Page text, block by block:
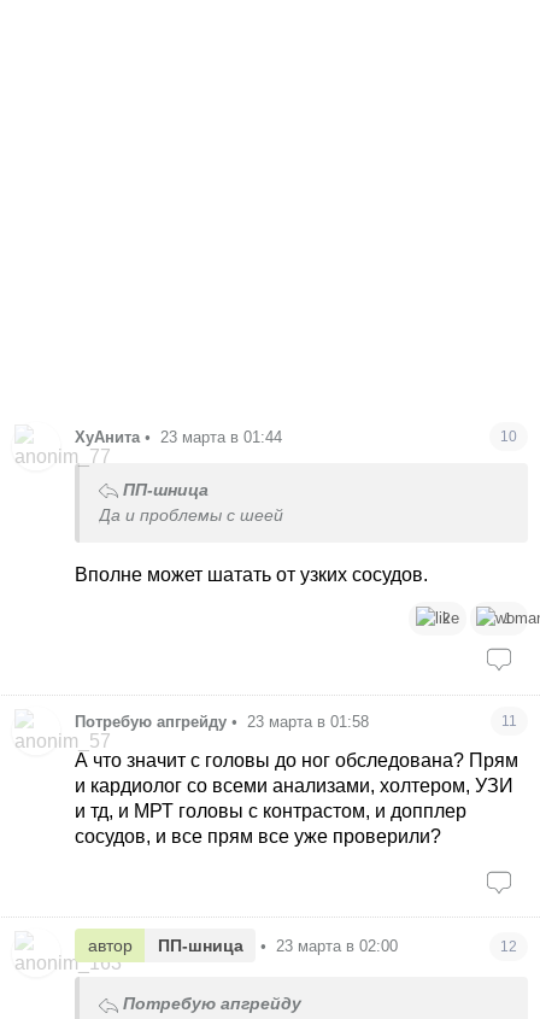
ХуАнита • 23 марта в 01:44 10
ПП-шница
Да и проблемы с шеей
Вполне может шатать от узких сосудов.
2 1
Потребую апгрейду • 23 марта в 01:58 11
А что значит с головы до ног обследована? Прям
и кардиолог со всеми анализами, холтером, УЗИ
и тд, и МРТ головы с контрастом, и допплер
сосудов, и все прям все уже проверили?
автор ПП-шница • 23 марта в 02:00 12
Потребую апгрейду